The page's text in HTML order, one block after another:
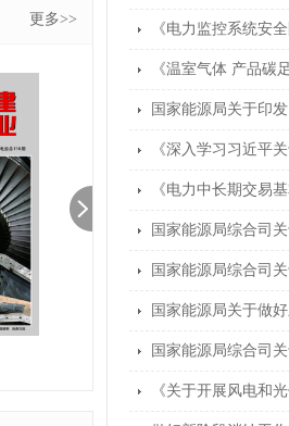
更多>>
2025年福建电业第4期
《电力监控系统安
《温室气体 产品碳
国家能源局关于印
《深入学习习近平
《电力中长期交易
国家能源局综合司
国家能源局综合司
国家能源局关于做
国家能源局综合司
《关于开展风电和